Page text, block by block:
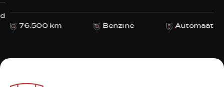
76.500 km Benzine Automaat